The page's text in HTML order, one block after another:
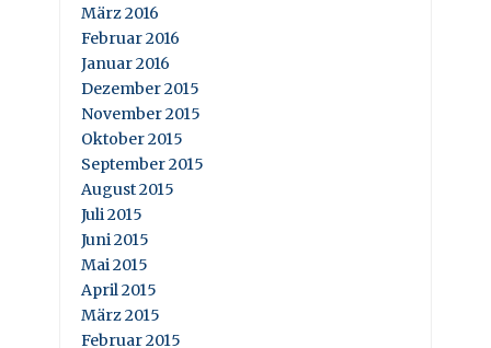
März 2016
Februar 2016
Januar 2016
Dezember 2015
November 2015
Oktober 2015
September 2015
August 2015
Juli 2015
Juni 2015
Mai 2015
April 2015
März 2015
Februar 2015